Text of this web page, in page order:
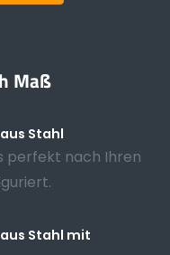
Maß
Stahl
perfekt nach Ihren
Stahl mit